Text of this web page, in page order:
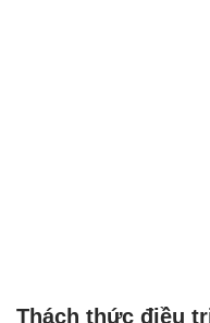
Thách thức điều